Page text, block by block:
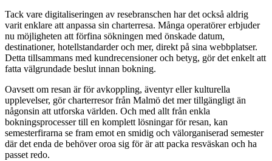
Tack vare digitaliseringen av resebranschen har det också aldrig
varit enklare att anpassa sin charterresa. Många operatörer erbjuder
nu möjligheten att förfina sökningen med önskade datum,
destinationer, hotellstandarder och mer, direkt på sina webbplatser.
Detta tillsammans med kundrecensioner och betyg, gör det enkelt att
fatta välgrundade beslut innan bokning.
Oavsett om resan är för avkoppling, äventyr eller kulturella
upplevelser, gör charterresor från Malmö det mer tillgängligt än
någonsin att utforska världen. Och med allt från enkla
bokningsprocesser till en komplett lösningar för resan, kan
semesterfirarna se fram emot en smidig och välorganiserad semester
där det enda de behöver oroa sig för är att packa resväskan och ha
passet redo.